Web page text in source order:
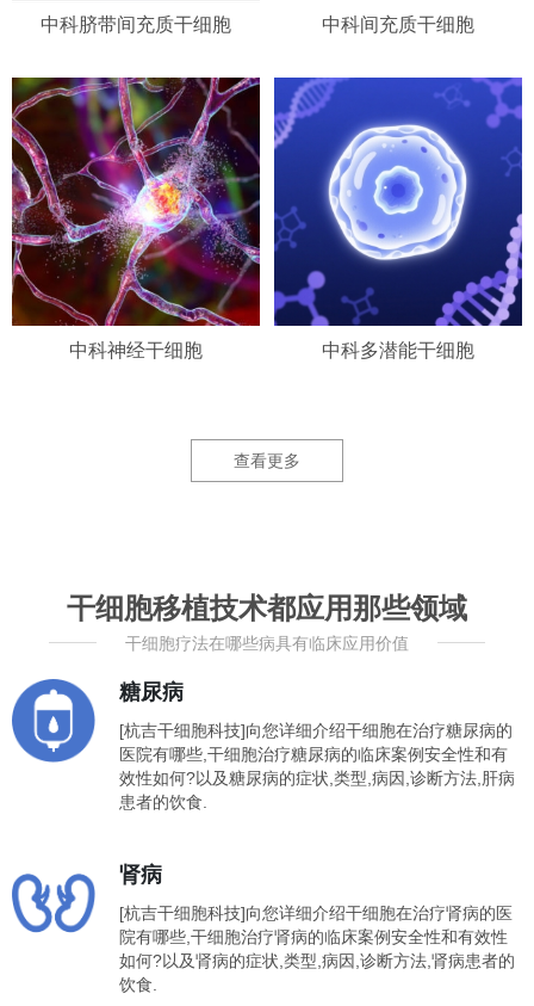
中科脐带间充质干细胞 中科间充质干细胞
中科神经干细胞 中科多潜能干细胞
查看更多
干细胞移植技术都应用那些领域
干细胞疗法在哪些病具有临床应用价值
糖尿病
[杭吉干细胞科技]向您详细介绍干细胞在治疗糖尿病的
医院有哪些,干细胞治疗糖尿病的临床案例安全性和有
效性如何?以及糖尿病的症状,类型,病因,诊断方法,肝病
患者的饮食.
肾病
[杭吉干细胞科技]向您详细介绍干细胞在治疗肾病的医
院有哪些,干细胞治疗肾病的临床案例安全性和有效性
如何?以及肾病的症状,类型,病因,诊断方法,肾病患者的
饮食.